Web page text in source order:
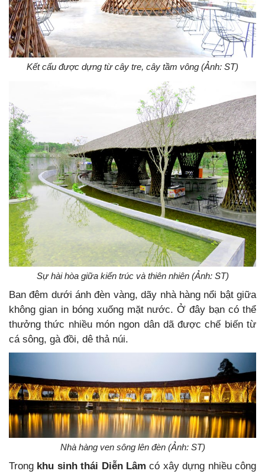
Kết cấu được dựng từ cây tre, cây tầm vông (Ảnh: ST)
Sự hài hòa giữa kiến trúc và thiên nhiên (Ảnh: ST)
Ban đêm dưới ánh đèn vàng, dãy nhà hàng nổi bật giữa
không gian in bóng xuống mặt nước. Ở đây bạn có thể
thưởng thức nhiều món ngon dân dã được chế biến từ
cá sông, gà đồi, dê thả núi.
Nhà hàng ven sông lên đèn (Ảnh: ST)
Trong khu sinh thái Diễn Lâm có xây dựng nhiều công